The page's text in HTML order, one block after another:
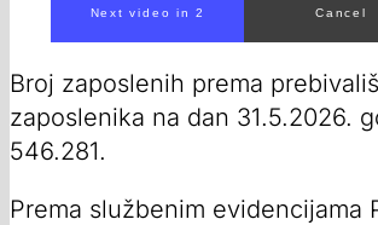
Next video in 1 Cancel
Broj zaposlenih prema
zaposlenika na dan 31.5.2026.
546.281.
Prema službenim evidencijama